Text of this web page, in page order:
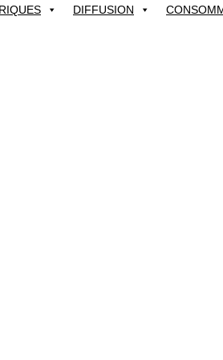
DIFFUSION